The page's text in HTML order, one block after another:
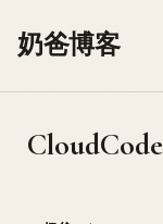
奶爸博客